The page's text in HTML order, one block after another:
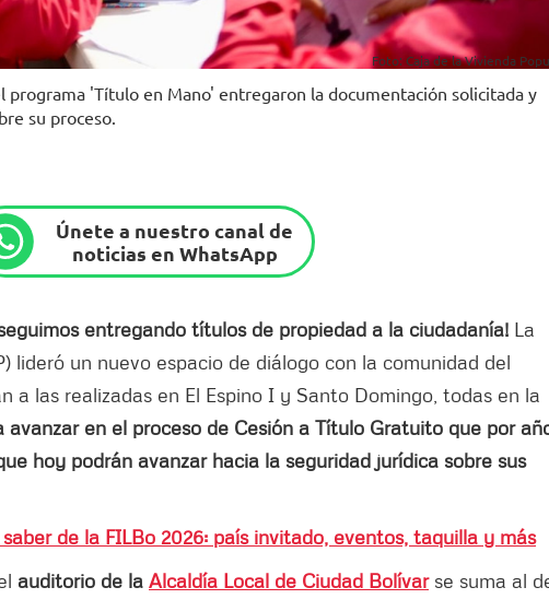
Foto: Caja de la Vivienda
programa 'Título en Mano' entregaron la documentación solicitada y
su proceso.
Únete a nuestro canal de
noticias en WhatsApp
entregando títulos de propiedad a la ciudadanía! La
lideró un nuevo espacio de diálogo con la comunidad del
a las realizadas en El Espino I y Santo Domingo, todas en la
avanzar en el proceso de Cesión a Título Gratuito que por
hoy podrán avanzar hacia la seguridad jurídica sobre sus
de la FILBo 2026: país invitado, eventos, taquilla y más
auditorio de la Alcaldía Local de Ciudad Bolívar se suma al